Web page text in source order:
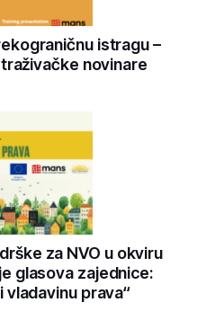
istragu –
novinare
za NVO u okviru
glasova zajednice:
vladavinu prava“